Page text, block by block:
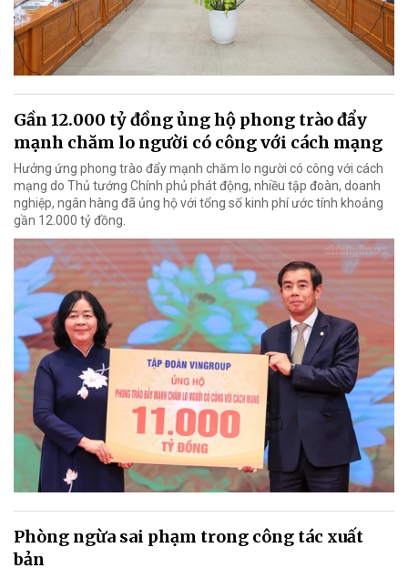
Gần 12.000 tỷ đồng ủng hộ phong trào đẩy
mạnh chăm lo người có công với cách mạng
Hưởng ứng phong trào đẩy mạnh chăm lo người có công với cách
mạng do Thủ tướng Chính phủ phát động, nhiều tập đoàn, doanh
nghiệp, ngân hàng đã ủng hộ với tổng số kinh phí ước tính khoảng
gần 12.000 tỷ đồng.
Phòng ngừa sai phạm trong công tác xuất
bản